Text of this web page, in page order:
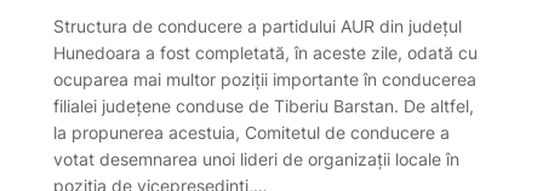
Structura de conducere a partidului AUR din județul
Hunedoara a fost completată, în aceste zile, odată cu
ocuparea mai multor poziții importante în conducerea
filialei județene conduse de Tiberiu Barstan. De altfel,
la propunerea acestuia, Comitetul de conducere a
votat desemnarea unoi lideri de organizații locale în
poziția de vicepreședinți,…